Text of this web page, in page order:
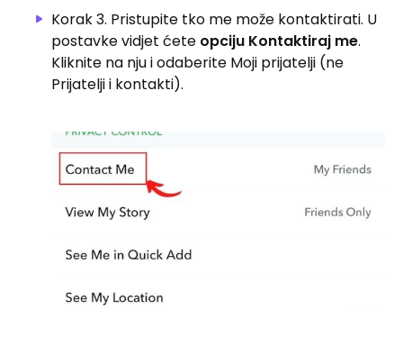
Korak 3. Pristupite tko me može kontaktirati. U
postavke vidjet ćete opciju Kontaktiraj me.
Kliknite na nju i odaberite Moji prijatelji (ne
Prijatelji i kontakti).